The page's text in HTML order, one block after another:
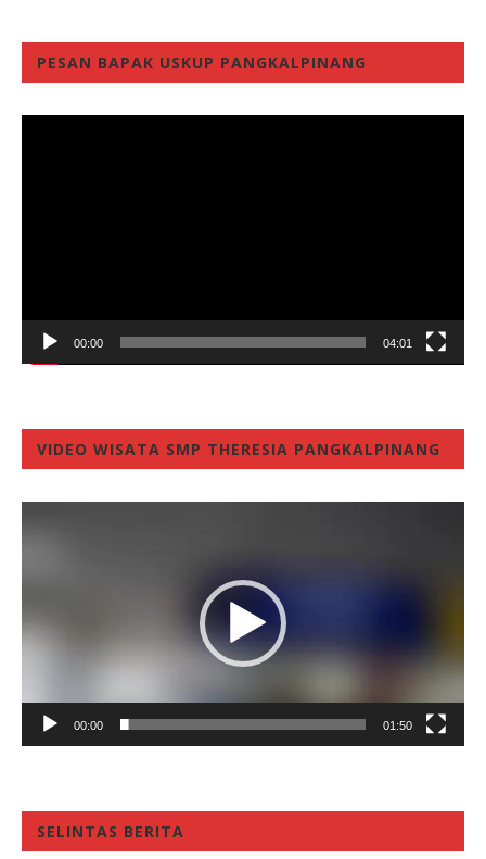
PESAN BAPAK USKUP PANGKALPINANG
00:00 04:01
VIDEO WISATA SMP THERESIA PANGKALPINANG
00:00 01:50
SELINTAS BERITA